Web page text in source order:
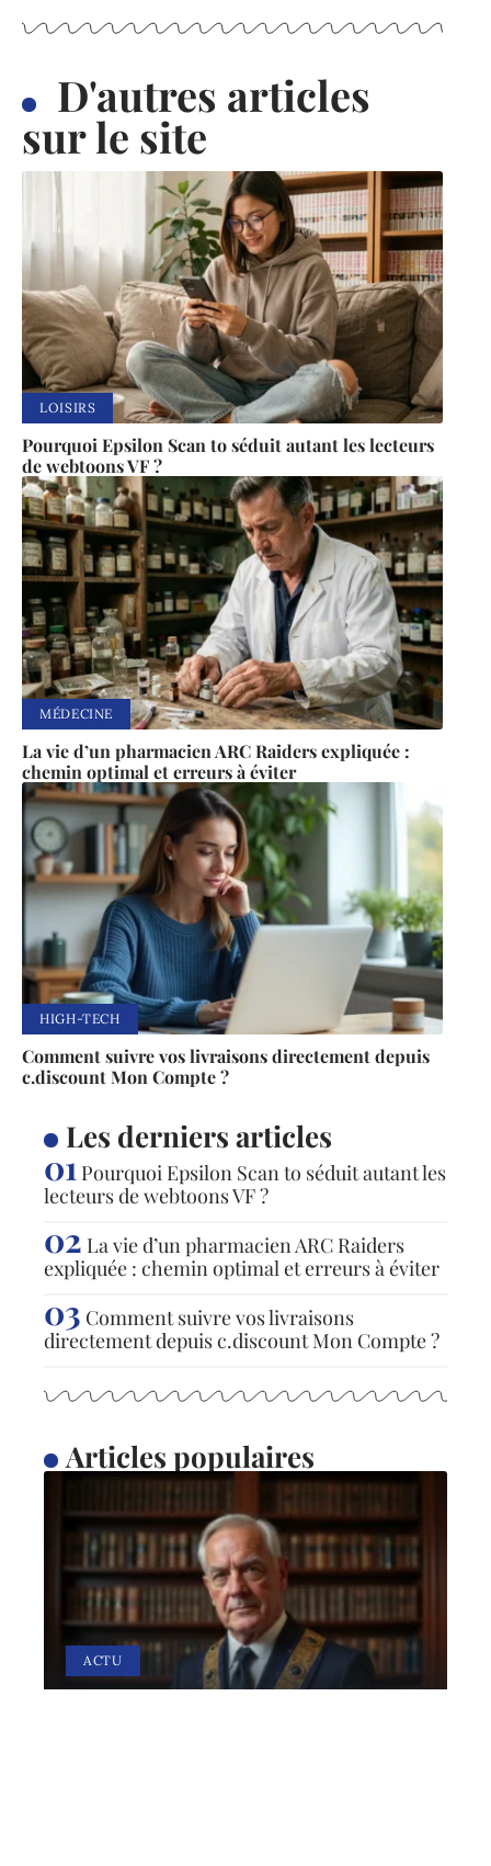
D'autres articles
sur le site
LOISIRS
Pourquoi Epsilon Scan to séduit autant les lecteurs
de webtoons VF ?
MÉDECINE
La vie d’un pharmacien ARC Raiders expliquée :
chemin optimal et erreurs à éviter
HIGH-TECH
Comment suivre vos livraisons directement depuis
c.discount Mon Compte ?
Les derniers articles
Pourquoi Epsilon Scan to séduit autant les
lecteurs de webtoons VF ?
La vie d’un pharmacien ARC Raiders
expliquée : chemin optimal et erreurs à éviter
Comment suivre vos livraisons
directement depuis c.discount Mon Compte ?
Articles populaires
ACTU
Bijoux maçonniques : pour